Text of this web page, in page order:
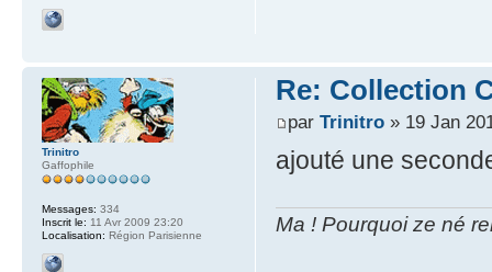
Re: Collection
par Trinitro» 19 Jan
ajouté une
Ma ! Pourquoi ze né
Trinitro
Gaffophile
Messages: 334
Inscrit le: 11 Avr 2009 23:20
Localisation: Région Parisienne